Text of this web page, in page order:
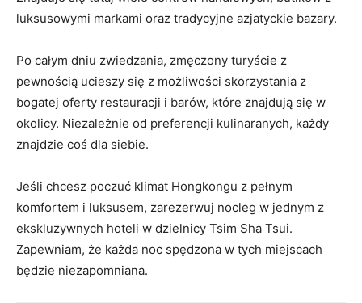
luksusowymi markami oraz tradycyjne azjatyckie bazary.
Po całym dniu zwiedzania, ⁤zmęczony turyście z⁣
pewnością ucieszy się z możliwości ‌skorzystania z
bogatej oferty restauracji i barów, które znajdują się w
okolicy. Niezależnie od preferencji kulinaranych, każdy
znajdzie coś dla⁤ siebie.
Jeśli chcesz poczuć klimat Hongkongu z pełnym
komfortem i luksusem, zarezerwuj nocleg w jednym z
ekskluzywnych hoteli w ‍dzielnicy Tsim Sha Tsui.
Zapewniam, że każda⁣ noc spędzona w tych miejscach
będzie niezapomniana.